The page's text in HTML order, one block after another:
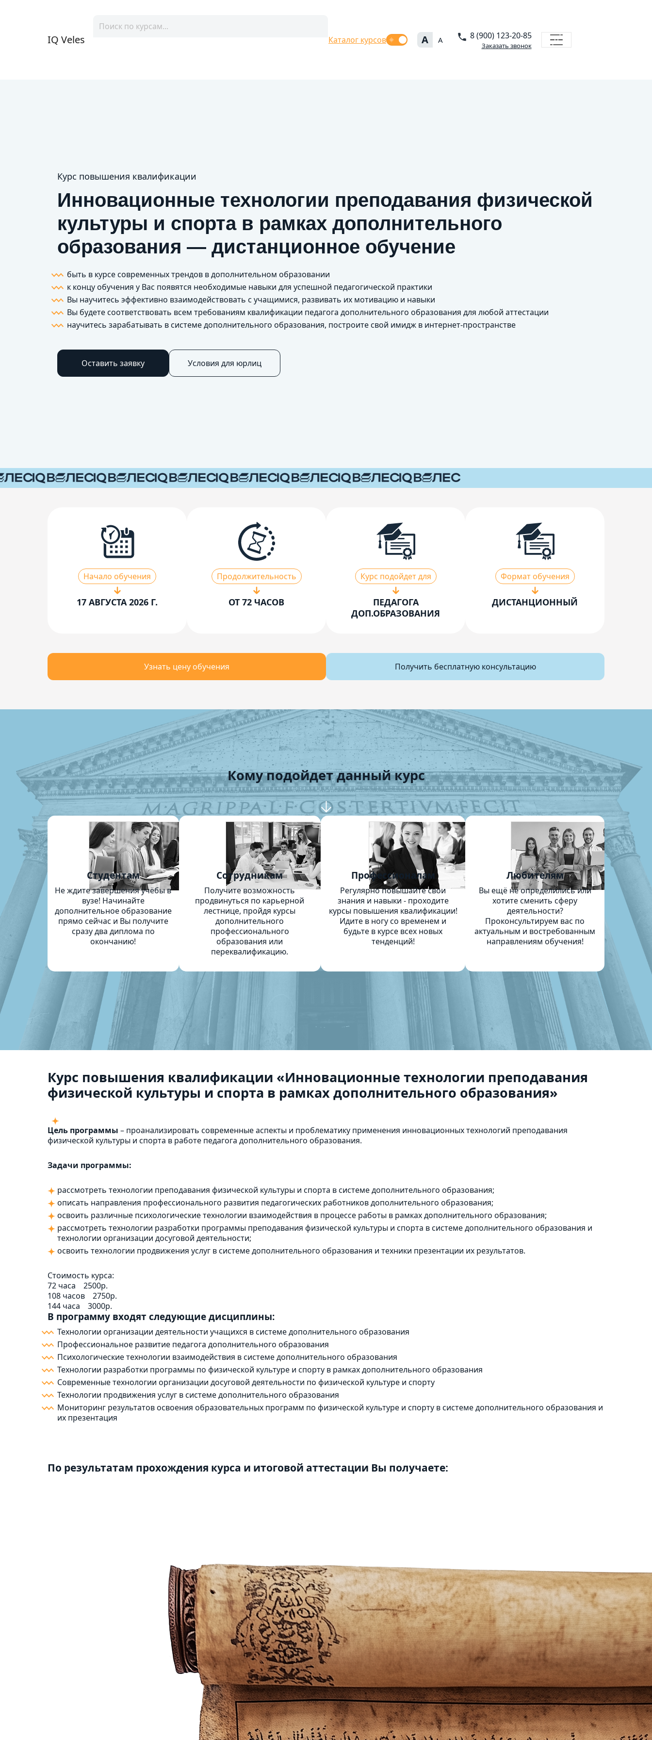
IQ Veles Каталог курсов A A 8 (900) 123-20-85
Заказать звонок
Курс повышения квалификации
Инновационные технологии преподавания физической
культуры и спорта в рамках дополнительного
образования — дистанционное обучение
быть в курсе современных трендов в дополнительном образовании
к концу обучения у Вас появятся необходимые навыки для успешной педагогической практики
Вы научитесь эффективно взаимодействовать с учащимися, развивать их мотивацию и навыки
Вы будете соответствовать всем требованиям квалификации педагога дополнительного образования для любой аттестации
научитесь зарабатывать в системе дополнительного образования, построите свой имидж в интернет-пространстве
Оставить заявку Условия для юрлиц
Начало обучения
17 АВГУСТА 2026 Г.
Продолжительность
ОТ 72 ЧАСОВ
Курс подойдет для
ПЕДАГОГА
ДОП.ОБРАЗОВАНИЯ
Формат обучения
ДИСТАНЦИОННЫЙ
Узнать цену обучения Получить бесплатную консультацию
Кому подойдет данный курс
Студентам
Не ждите завершения учёбы в
вузе! Начинайте
дополнительное образование
прямо сейчас и Вы получите
сразу два диплома по
окончанию!
Сотрудникам
Получите возможность
продвинуться по карьерной
лестнице, пройдя курсы
дополнительного
профессионального
образования или
переквалификацию.
Профессионалам
Регулярно повышайте свои
знания и навыки - проходите
курсы повышения квалификации!
Идите в ногу со временем и
будьте в курсе всех новых
тенденций!
Любителям
Вы ещё не определились или
хотите сменить сферу
деятельности?
Проконсультируем вас по
актуальным и востребованным
направлениям обучения!
Курс повышения квалификации «Инновационные технологии преподавания
физической культуры и спорта в рамках дополнительного образования»
Цель программы – проанализировать современные аспекты и проблематику применения инновационных технологий преподавания
физической культуры и спорта в работе педагога дополнительного образования.
Задачи программы:
рассмотреть технологии преподавания физической культуры и спорта в системе дополнительного образования;
описать направления профессионального развития педагогических работников дополнительного образования;
освоить различные психологические технологии взаимодействия в процессе работы в рамках дополнительного образования;
рассмотреть технологии разработки программы преподавания физической культуры и спорта в системе дополнительного образования и
технологии организации досуговой деятельности;
освоить технологии продвижения услуг в системе дополнительного образования и техники презентации их результатов.
Стоимость курса:
72 часа
2500р.
108 часов
2750р.
144 часа
3000р.
В программу входят следующие дисциплины:
Технологии организации деятельности учащихся в системе дополнительного образования
Профессиональное развитие педагога дополнительного образования
Психологические технологии взаимодействия в системе дополнительного образования
Технологии разработки программы по физической культуре и спорту в рамках дополнительного образования
Современные технологии организации досуговой деятельности по физической культуре и спорту
Технологии продвижения услуг в системе дополнительного образования
Мониторинг результатов освоения образовательных программ по физической культуре и спорту в системе дополнительного образования и
их презентация
По результатам прохождения курса и итоговой аттестации Вы получаете: